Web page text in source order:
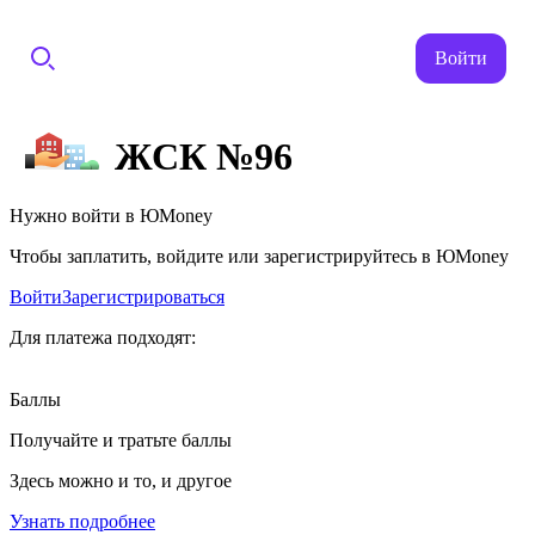
Войти
ЖСК №96
Нужно войти в ЮMoney
Чтобы заплатить, войдите или зарегистрируйтесь в ЮMoney
ВойтиЗарегистрироваться
Для платежа подходят:
Баллы
Получайте и тратьте баллы
Здесь можно и то, и другое
Узнать подробнее